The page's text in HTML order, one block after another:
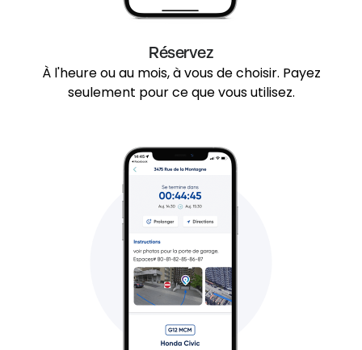
Réservez
À l'heure ou au mois, à vous de choisir. Payez
seulement pour ce que vous utilisez.